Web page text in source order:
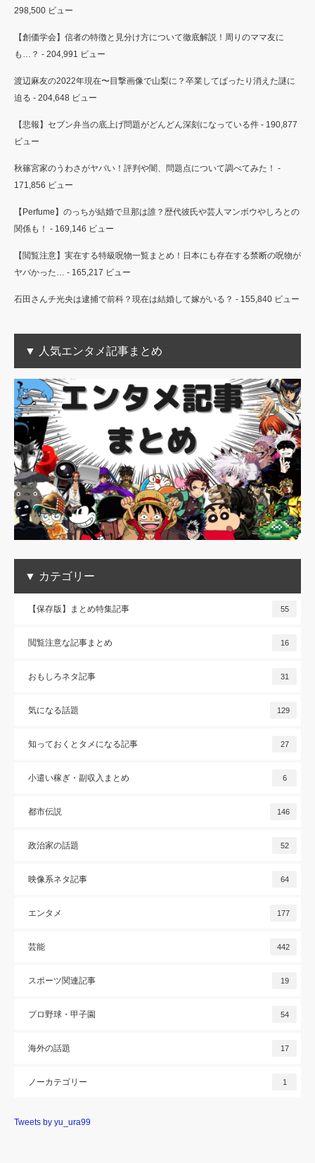
298,500 ビュー
【創価学会】信者の特徴と見分け方について徹底解説！周りのママ友に
も…？ - 204,991 ビュー
渡辺麻友の2022年現在〜目撃画像で山梨に？卒業してぱったり消えた謎に
迫る - 204,648 ビュー
【悲報】セブン弁当の底上げ問題がどんどん深刻になっている件 - 190,877
ビュー
秋篠宮家のうわさがヤバい！評判や闇、問題点について調べてみた！ -
171,856 ビュー
【Perfume】のっちが結婚で旦那は誰？歴代彼氏や芸人マンボウやしろとの
関係も！ - 169,146 ビュー
【閲覧注意】実在する特級呪物一覧まとめ！日本にも存在する禁断の呪物が
ヤバかった…
- 165,217 ビュー
石田さんチ光央は逮捕で前科？現在は結婚して嫁がいる？ - 155,840 ビュー
▼ 人気エンタメ記事まとめ
▼ カテゴリー
【保存版】まとめ特集記事 55
閲覧注意な記事まとめ 16
おもしろネタ記事 31
気になる話題 129
知っておくとタメになる記事 27
小遣い稼ぎ・副収入まとめ 6
都市伝説 146
政治家の話題 52
映像系ネタ記事 64
エンタメ 177
芸能 442
スポーツ関連記事 19
プロ野球・甲子園 54
海外の話題 17
ノーカテゴリー 1
Tweets by yu_ura99